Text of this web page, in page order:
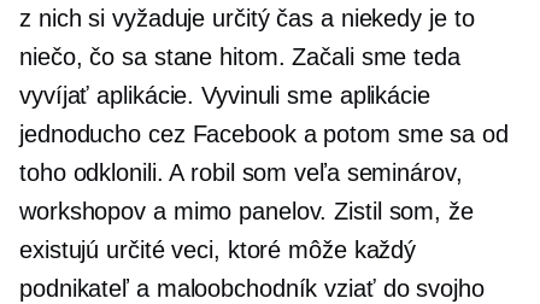
z nich si vyžaduje určitý čas a niekedy je to
niečo, čo sa stane hitom. Začali sme teda
vyvíjať aplikácie. Vyvinuli sme aplikácie
jednoducho cez Facebook a potom sme sa od
toho odklonili. A robil som veľa seminárov,
workshopov a mimo panelov. Zistil som, že
existujú určité veci, ktoré môže každý
podnikateľ a maloobchodník vziať do svojho